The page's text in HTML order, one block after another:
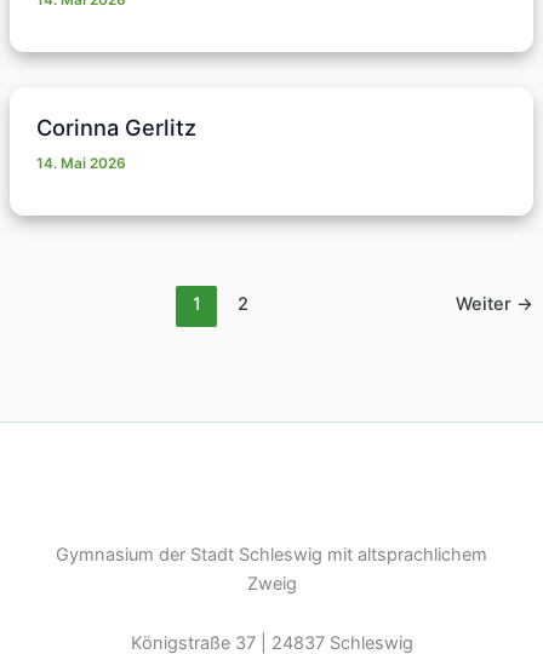
Corinna Gerlitz
14. Mai 2026
1 2 Weiter →
Gymnasium der Stadt Schleswig mit altsprachlichem
Zweig
Königstraße 37 | 24837 Schleswig